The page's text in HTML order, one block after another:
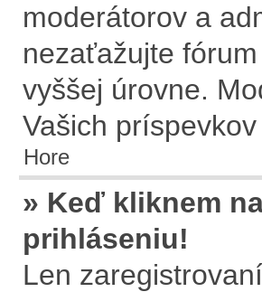
moderátorov a
nezaťažujte
vyššej úrovne.
Vašich
Hore
» Keď kliknem
prihláseniu!
Len